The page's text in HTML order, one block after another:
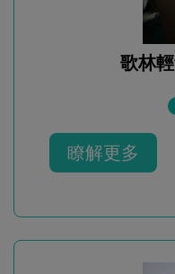
歌林
瞭解更多